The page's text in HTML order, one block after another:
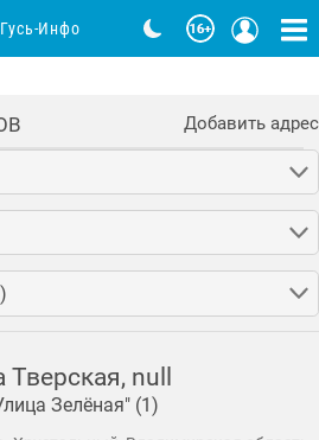
Добавить адрес
Тверская, null
Зелёная" (1)
Гусь-Инфо